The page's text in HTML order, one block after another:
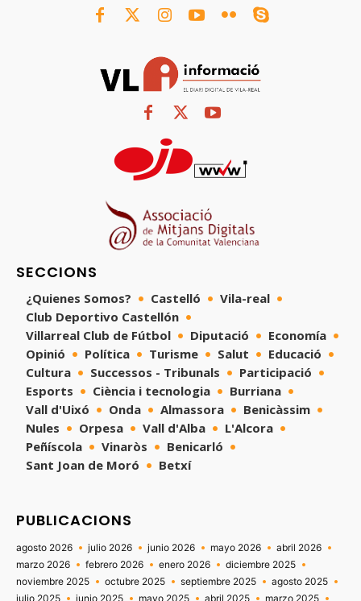
SECCIONS
¿Quienes Somos? Castelló
Vila-real
Club Deportivo Castellón
Villarreal Club de Fútbol
Diputació
Economía
Opinió
Política Turisme Salut
Educació
Cultura
Successos - Tribunals
Participació
Esports
Ciència i tecnologia
Burriana
Vall d'Uixó
Onda Almassora
Benicàssim
Nules
Orpesa Vall d'Alba
L'Alcora
Peñíscola
Vinaròs
Benicarló
Sant Joan de Moró
Betxí
PUBLICACIONS
agosto 2026 julio 2026 junio 2026 mayo 2026
abril 2026
marzo 2026
febrero 2026 enero 2026
diciembre 2025
noviembre 2025
octubre 2025 septiembre 2025
agosto 2025
julio 2025
junio 2025 mayo 2025 abril 2025
marzo 2025